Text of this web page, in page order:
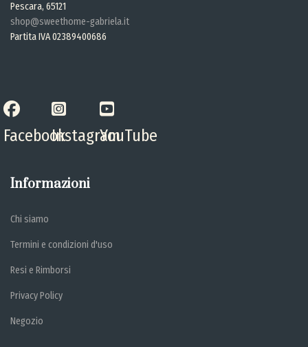
Pescara, 65121
shop@sweethome-gabriela.it
Partita IVA 02389400686
FacebookInstagramYouTube
Informazioni
Chi siamo
Termini e condizioni d'uso
Resi e Rimborsi
Privacy Policy
Negozio